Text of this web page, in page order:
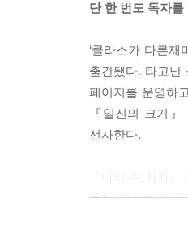
단 한 번도 독자
‘클라스가 다른
출간됐다. 타고난
페이지를 운영하
『일진의 크기
선사한다.
못한 차차는 인